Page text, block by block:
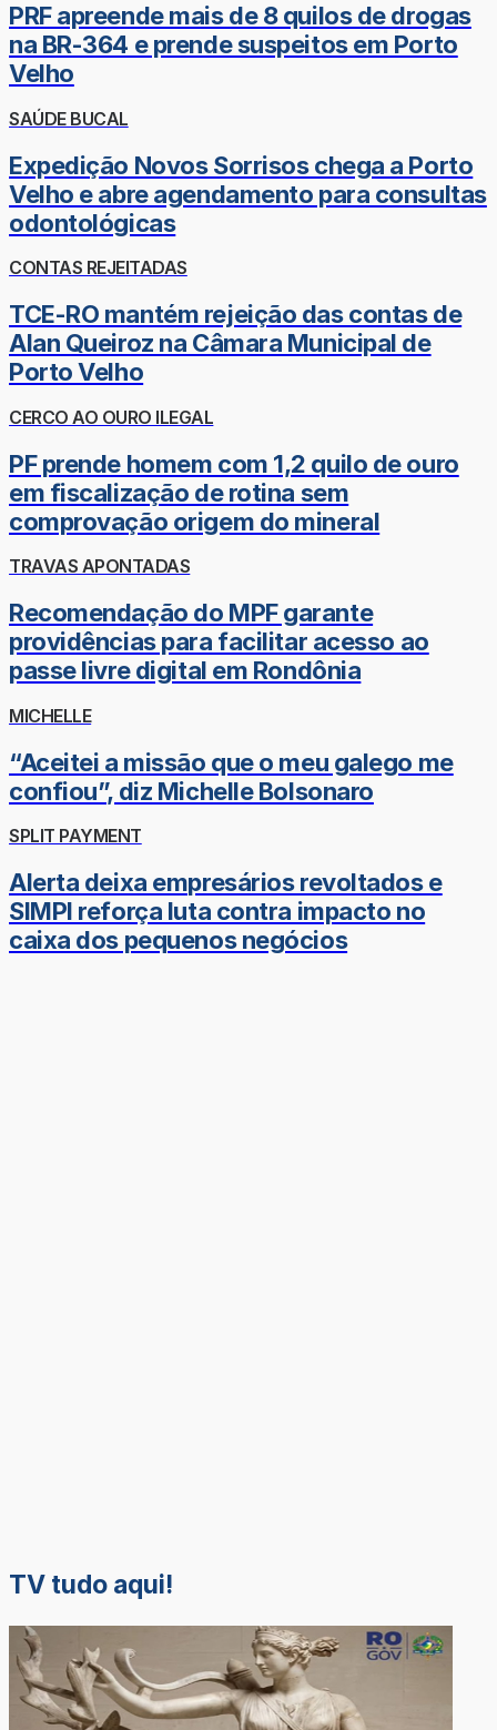
PRF apreende mais de 8 quilos de drogas
na BR-364 e prende suspeitos em Porto
Velho
SAÚDE BUCAL
Expedição Novos Sorrisos chega a Porto
Velho e abre agendamento para consultas
odontológicas
CONTAS REJEITADAS
TCE-RO mantém rejeição das contas de
Alan Queiroz na Câmara Municipal de
Porto Velho
CERCO AO OURO ILEGAL
PF prende homem com 1,2 quilo de ouro
em fiscalização de rotina sem
comprovação origem do mineral
TRAVAS APONTADAS
Recomendação do MPF garante
providências para facilitar acesso ao
passe livre digital em Rondônia
MICHELLE
“Aceitei a missão que o meu galego me
confiou”, diz Michelle Bolsonaro
SPLIT PAYMENT
Alerta deixa empresários revoltados e
SIMPI reforça luta contra impacto no
caixa dos pequenos negócios
TV tudo aqui!